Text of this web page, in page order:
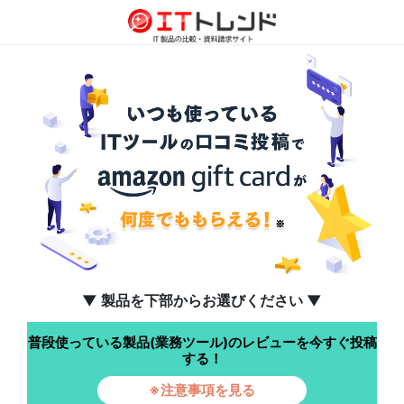
▼ 製品を下部からお選びください ▼
普段使っている製品(業務ツール)のレビューを今すぐ投稿
する！
※注意事項を見る